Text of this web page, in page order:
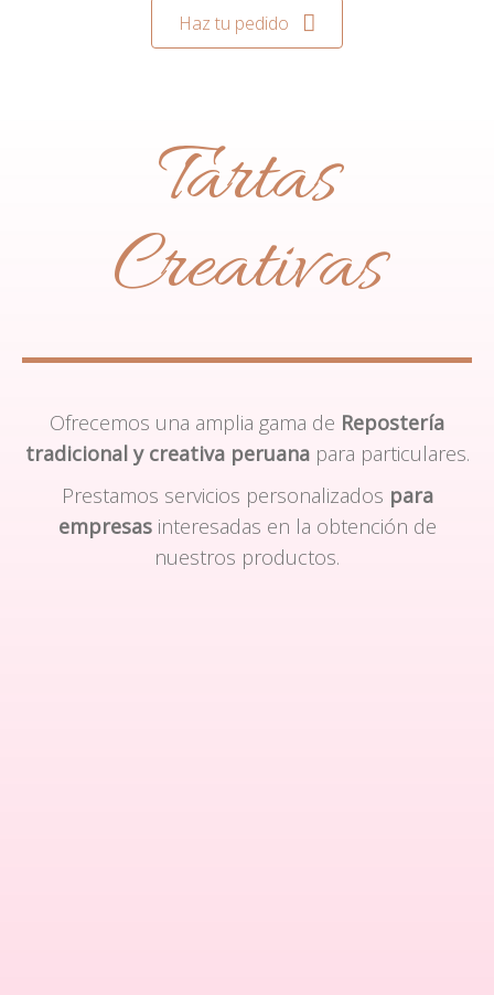
Haz tu pedido
Tartas
Creativas
Ofrecemos una amplia gama de Repostería
tradicional y creativa peruanapara particulares.
Prestamos servicios personalizados para
empresasinteresadas en la obtención de
nuestros productos.